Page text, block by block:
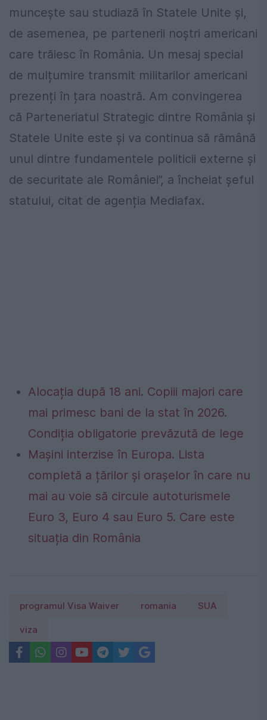
muncește sau studiază în Statele Unite și,
de asemenea, pe partenerii noștri americani
care trăiesc în România. Un mesaj special
de mulțumire transmit militarilor americani
prezenți în țara noastră. Am convingerea
că Parteneriatul Strategic dintre România și
Statele Unite este și va continua să rămână
unul dintre fundamentele politicii externe și
de securitate ale României”, a încheiat șeful
statului, citat de agenția Mediafax.
Alocația după 18 ani. Copiii majori care
mai primesc bani de la stat în 2026.
Condiția obligatorie prevăzută de lege
Mașini interzise în Europa. Lista
completă a țărilor și orașelor în care nu
mai au voie să circule autoturismele
Euro 3, Euro 4 sau Euro 5. Care este
situația din România
programul Visa Waiver romania SUA
viza